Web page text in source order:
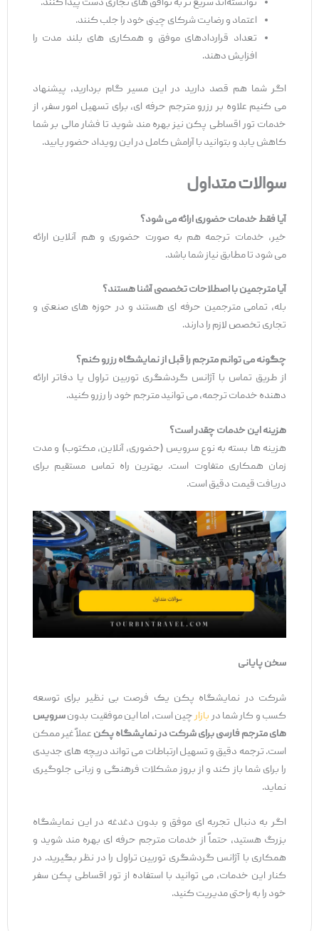
توانسته‌اند سریع ‌تر به توافق ‌های تجاری دست پیدا کنند.
اعتماد و رضایت شرکای چینی خود را جلب کنند.
تعداد قراردادهای موفق و همکاری ‌های بلند مدت را
افزایش دهند.
اگر شما هم قصد دارید در این مسیر گام بردارید، پیشنهاد
می ‌کنیم علاوه بر رزرو مترجم حرفه ‌ای، برای تسهیل امور سفر، از
خدمات تور اقساطی پکن نیز بهره ‌مند شوید تا فشار مالی بر شما
کاهش یابد و بتوانید با آرامش کامل در این رویداد حضور یابید.
سوالات متداول
آیا فقط خدمات حضوری ارائه می‌شود؟
خیر، خدمات ترجمه هم به ‌صورت حضوری و هم آنلاین ارائه
می ‌شود تا مطابق نیاز شما باشد.
آیا مترجمین با اصطلاحات تخصصی آشنا هستند؟
بله، تمامی مترجمین حرفه‌ ای هستند و در حوزه ‌های صنعتی و
تجاری تخصص لازم را دارند.
چگونه می‌توانم مترجم را قبل از نمایشگاه رزرو کنم؟
از طریق تماس با آژانس گردشگری توربین تراول یا دفاتر ارائه
دهنده خدمات ترجمه، می ‌توانید مترجم خود را رزرو کنید.
هزینه این خدمات چقدر است؟
هزینه‌ ها بسته به نوع سرویس (حضوری، آنلاین، مکتوب) و مدت
زمان همکاری متفاوت است. بهترین راه تماس مستقیم برای
دریافت قیمت دقیق است.
سخن پایانی
شرکت در نمایشگاه پکن یک فرصت بی ‌نظیر برای توسعه
کسب ‌و کار شما دربازارچین است، اما این موفقیت بدونسرویس
‌های مترجم فارسی برای شرکت در نمایشگاه پکنعملاً غیر ممکن
است. ترجمه دقیق و تسهیل ارتباطات می ‌تواند دریچه‌ های جدیدی
را برای شما باز کند و از بروز مشکلات فرهنگی و زبانی جلوگیری
نماید.
اگر به دنبال تجربه ‌ای موفق و بدون دغدغه در این نمایشگاه
بزرگ هستید، حتماً از خدمات مترجم حرفه ‌ای بهره ‌مند شوید و
همکاری با آژانس گردشگری توربین تراول را در نظر بگیرید. در
کنار این خدمات، می ‌توانید با استفاده از تور اقساطی پکن سفر
خود را به راحتی مدیریت کنید.